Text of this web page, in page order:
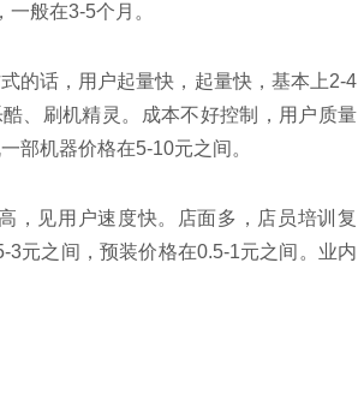
般在3-5个月。
的话，用户起量快，起量快，基本上2-4
、刷机精灵。成本不好控制，用户质量
部机器价格在5-10元之间。
，见用户速度快。店面多，店员培训复
元之间，预装价格在0.5-1元之间。业内